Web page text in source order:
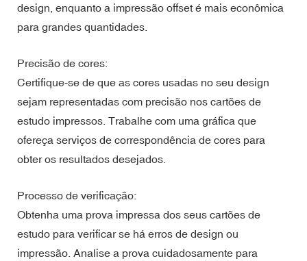
design, enquanto a impressão offset é mais econômica
para grandes quantidades.
Precisão de cores:
Certifique-se de que as cores usadas no seu design
sejam representadas com precisão nos cartões de
estudo impressos. Trabalhe com uma gráfica que
ofereça serviços de correspondência de cores para
obter os resultados desejados.
Processo de verificação:
Obtenha uma prova impressa dos seus cartões de
estudo para verificar se há erros de design ou
impressão. Analise a prova cuidadosamente para